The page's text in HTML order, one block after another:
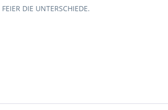
DIE UNTERSCHIEDE.